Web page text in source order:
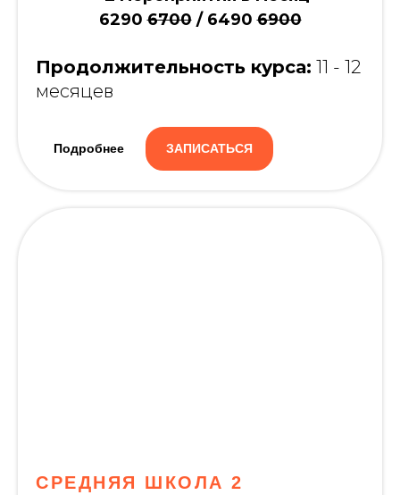
62906700/ 64906900
Продолжительность курса: 11 - 12
месяцев
Подробнее ЗАПИСАТЬСЯ
СРЕДНЯЯ ШКОЛА 2